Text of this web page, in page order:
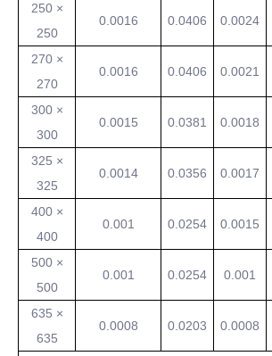
250 ×
250
0.0016 0.0406 0.0024
270 ×
270
0.0016 0.0406 0.0021
300 ×
300
0.0015 0.0381 0.0018
325 ×
325
0.0014 0.0356 0.0017
400 ×
400
0.001 0.0254 0.0015
500 ×
500
0.001 0.0254 0.001
635 ×
635
0.0008 0.0203 0.0008